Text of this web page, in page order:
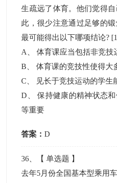
生疏远了体育。他们觉得
此，很少注意通过足够的
最可能得出以下哪项结论?
A
、体育课应当包括非竞技
B 、体育课的竞技性使得大
C
见长于竞技运动的学生
D 、保持健康的精神状态
等重要
答案：D
36 、【单选题 】
去年5月份全国基本型乘用